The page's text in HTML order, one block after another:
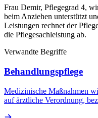
Frau Demir, Pflegegrad 4,
beim Anziehen unterstützt
Leistungen rechnet der
die Pflegesachleistung ab.
Verwandte Begriffe
Behandlungspflege
Medizinische Maßnahmen
auf ärztliche Verordnung,